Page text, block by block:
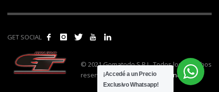
GET SOCIAL
© 2021 Gomatodo S.R.L. Todos los derechos
reservados. | Realizado por
cónclave.
¡Accedé a un Precio
Exclusivo Whatsapp!